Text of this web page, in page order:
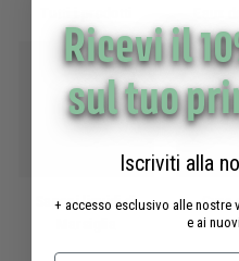
Saponi liquidi di
Cura
Ricevi il
sul tuo
Iscriviti alla
+ accesso esclusivo alle nostre
e ai